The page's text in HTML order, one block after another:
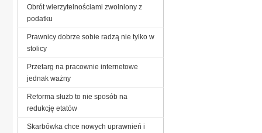
Obrót wierzytelnościami zwolniony z
podatku
Prawnicy dobrze sobie radzą nie tylko w
stolicy
Przetarg na pracownie internetowe
jednak ważny
Reforma służb to nie sposób na
redukcję etatów
Skarbówka chce nowych uprawnień i